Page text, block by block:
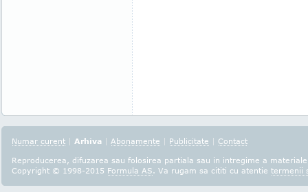
Numar curent | Arhiva | Abonamente | Publicitate | Contact
Reproducerea, difuzarea sau folosirea partiala sau in intregime a
Copyright © 1998-2015 Formula AS. Va rugam sa cititi cu atentie termenii